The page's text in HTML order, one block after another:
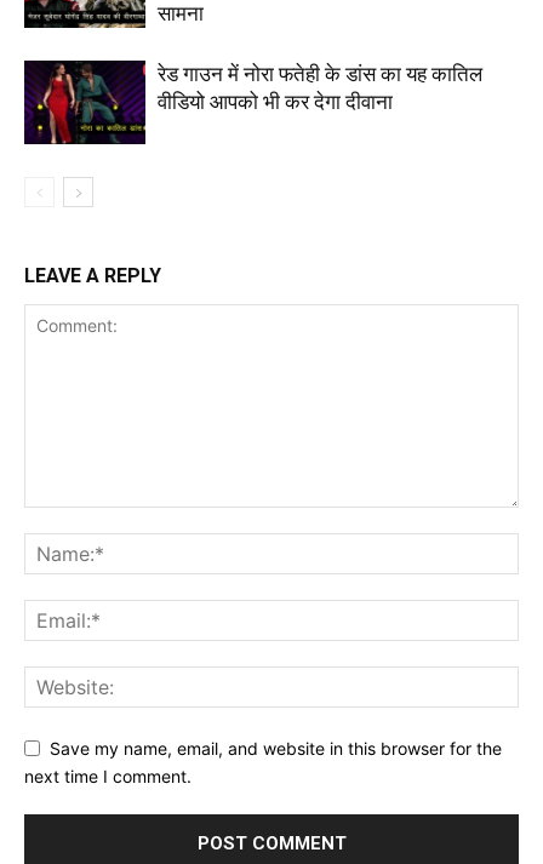
सामना
रेड गाउन में नोरा फतेही के डांस का यह कातिल
वीडियो आपको भी कर देगा दीवाना
LEAVE A REPLY
Save my name, email, and website in this browser for the
next time I comment.